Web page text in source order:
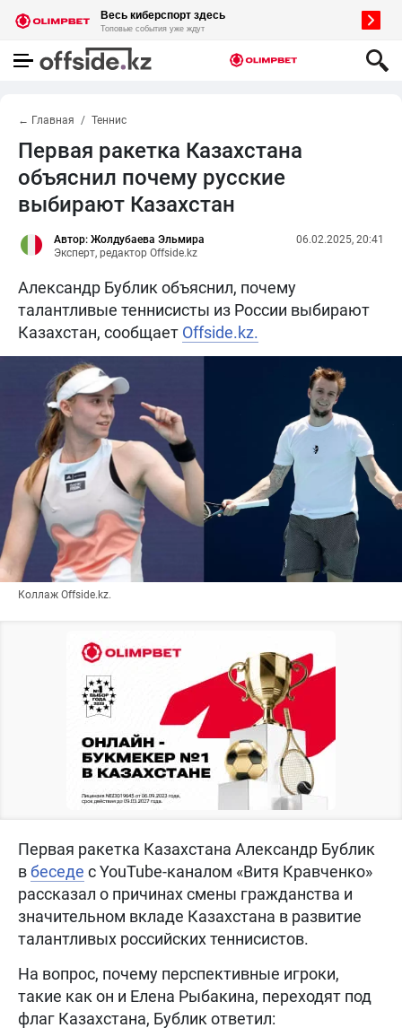
← Главная Теннис
Первая ракетка Казахстана
объяснил почему русские
выбирают Казахстан
Автор: Жолдубаева Эльмира
Эксперт, редактор Offside.kz
06.02.2025, 20:41
Александр Бублик объяснил, почему
талантливые теннисисты из России выбирают
Казахстан, сообщает Offside.kz.
Коллаж Offside.kz.
Первая ракетка Казахстана Александр Бублик
вбеседе с YouTube-каналом «Витя Кравченко»
рассказал о причинах смены гражданства и
значительном вкладе Казахстана в развитие
талантливых российских теннисистов.
На вопрос, почему перспективные игроки,
такие как он и Елена Рыбакина, переходят под
флаг Казахстана, Бублик ответил: